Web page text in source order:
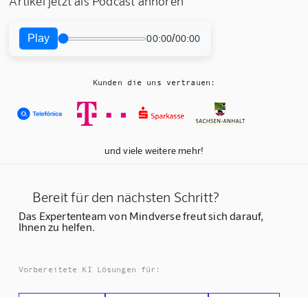
Play 00:00/00:00
Kunden die uns vertrauen:
und viele weitere mehr!
Bereit für den nächsten Schritt?
Das Expertenteam von Mindverse freut sich darauf,
Ihnen zu helfen.
Vorbereitete KI Lösungen für: